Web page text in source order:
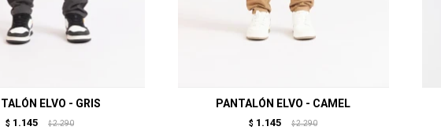
ELVO - GRIS
$ 1.145 $ 2.290
PANTALÓN ELVO - CAMEL
$ 1.145 $ 2.290